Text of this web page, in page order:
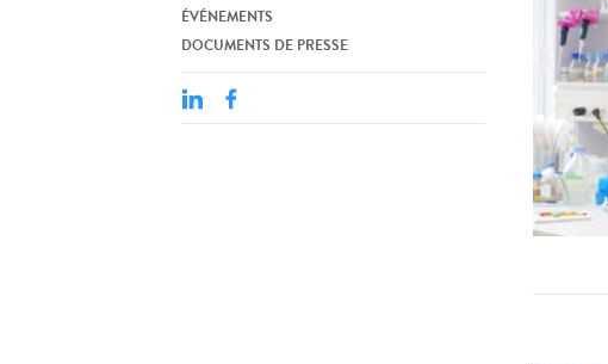
ÉVÉNEMENTS
DOCUMENTS DE PRESSE